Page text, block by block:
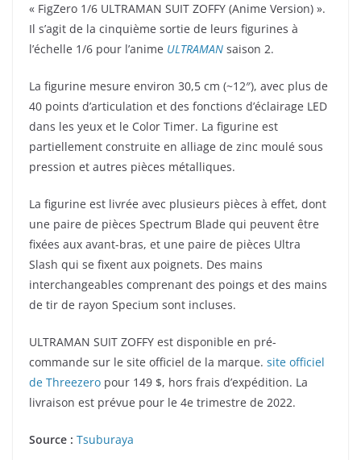
« FigZero 1/6 ULTRAMAN SUIT ZOFFY (Anime Version) ».
Il s’agit de la cinquième sortie de leurs figurines à
l’échelle 1/6 pour l’anime ULTRAMAN saison 2.
La figurine mesure environ 30,5 cm (~12″), avec plus de
40 points d’articulation et des fonctions d’éclairage LED
dans les yeux et le Color Timer. La figurine est
partiellement construite en alliage de zinc moulé sous
pression et autres pièces métalliques.
La figurine est livrée avec plusieurs pièces à effet, dont
une paire de pièces Spectrum Blade qui peuvent être
fixées aux avant-bras, et une paire de pièces Ultra
Slash qui se fixent aux poignets. Des mains
interchangeables comprenant des poings et des mains
de tir de rayon Specium sont incluses.
ULTRAMAN SUIT ZOFFY est disponible en pré-
commande sur le site officiel de la marque. site officiel
de Threezero pour 149 $, hors frais d’expédition. La
livraison est prévue pour le 4e trimestre de 2022.
Source : Tsuburaya